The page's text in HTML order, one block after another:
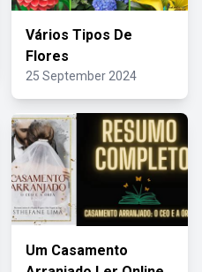
Vários Tipos De
Flores
25 September 2024
Um Casamento